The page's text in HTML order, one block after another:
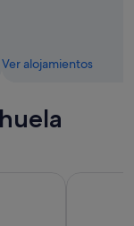
Ver alojamientos